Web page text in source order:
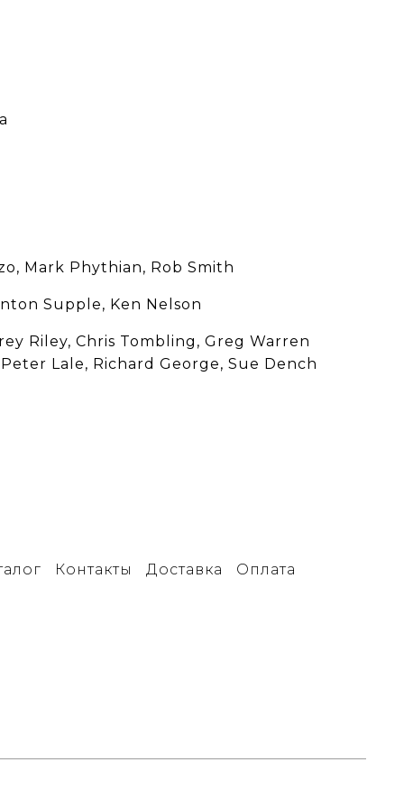
Mark Phythian, Rob Smith
Supple, Ken Nelson
Riley, Chris Tombling, Greg Warren
Lale, Richard George, Sue Dench
Контакты Доставка Оплата